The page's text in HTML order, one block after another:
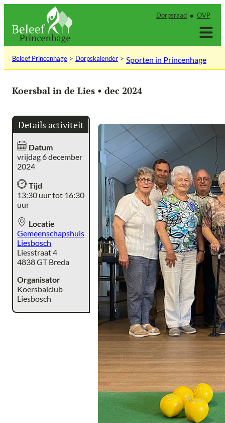
inhoud
Dorpsraad OVP
Beleef Princenhage Dorpskalender Sporten in Princenhage
Koersbal in de Lies • dec 2024
Details activiteit
Datum
vrijdag 6 december
2024
Tijd
13:30 uur tot 16:30
uur
Locatie
Gemeenschapshuis
Liesbosch
Liesstraat 4
4838 GT Breda
Organisator
Koersbalclub
Liesbosch